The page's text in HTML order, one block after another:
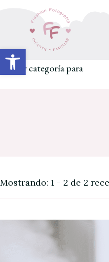
Abrir barra de
Buscar categoría para
Mostrando: 1 - 2 de 2